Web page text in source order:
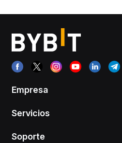
Empresa
Servicios
Soporte